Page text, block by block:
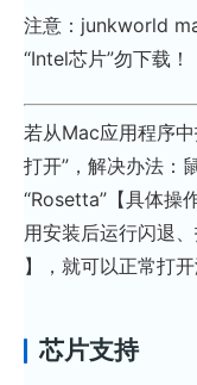
注意：junkworld
“Intel芯片”勿下载！
若从Mac应用程序
打开”，解决办法：
“Rosetta”【具体操
用安装后运行闪退
】，就可以正常打
芯片支持